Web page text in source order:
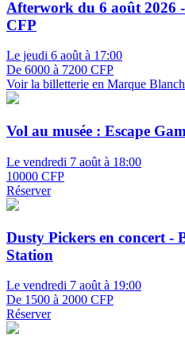
Afterwork du 6 août 2026
CFP
Le jeudi 6 août à 17:00
De 6000 à 7200 CFP
Voir la billetterie en Marque
Vol au musée : Escape
Le vendredi 7 août à 18:00
10000 CFP
Réserver
Dusty Pickers en concert -
Station
Le vendredi 7 août à 19:00
De 1500 à 2000 CFP
Réserver